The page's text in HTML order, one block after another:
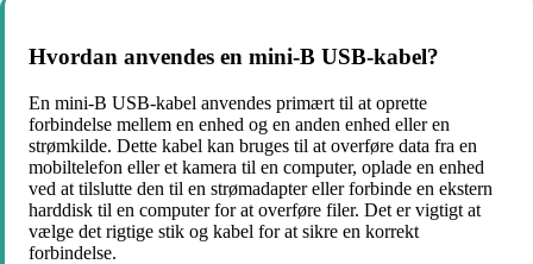
Hvordan anvendes en mini-B USB-kabel?
En mini-B USB-kabel anvendes primært til at oprette
forbindelse mellem en enhed og en anden enhed eller en
strømkilde. Dette kabel kan bruges til at overføre data fra en
mobiltelefon eller et kamera til en computer, oplade en enhed
ved at tilslutte den til en strømadapter eller forbinde en ekstern
harddisk til en computer for at overføre filer. Det er vigtigt at
vælge det rigtige stik og kabel for at sikre en korrekt
forbindelse.